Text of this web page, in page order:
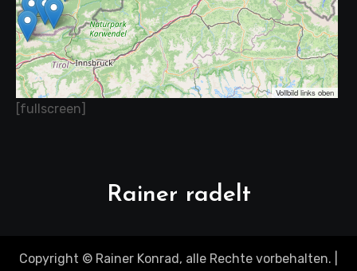
Vollbild links oben
[fullscreen]
Rainer radelt
Copyright © Rainer Konrad, alle Rechte vorbehalten.